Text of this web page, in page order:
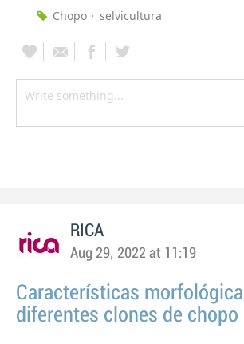
Chopo
selvicultura
RICA
Aug 29, 2022 at 11:19
Características
diferentes clones de chopo